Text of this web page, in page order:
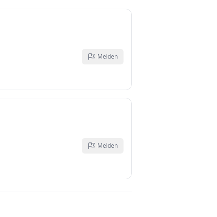
Melden
Melden